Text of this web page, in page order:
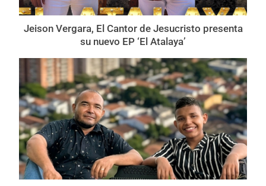
Jeison Vergara, El Cantor de Jesucristo presenta
su nuevo EP ‘El Atalaya’